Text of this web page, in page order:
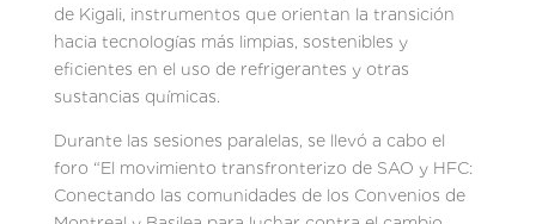
de Kigali, instrumentos que orientan la transición
hacia tecnologías más limpias, sostenibles y
eficientes en el uso de refrigerantes y otras
sustancias químicas.
Durante las sesiones paralelas, se llevó a cabo el
foro “El movimiento transfronterizo de SAO y HFC:
Conectando las comunidades de los Convenios de